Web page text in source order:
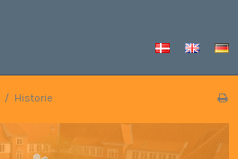
/ Historie